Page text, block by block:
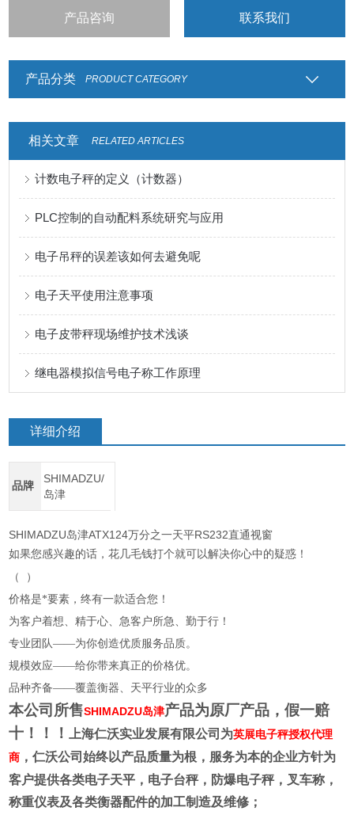
产品咨询 联系我们
产品分类 PRODUCT CATEGORY
相关文章 RELATED ARTICLES
计数电子秤的定义（计数器）
PLC控制的自动配料系统研究与应用
电子吊秤的误差该如何去避免呢
电子天平使用注意事项
电子皮带秤现场维护技术浅谈
继电器模拟信号电子称工作原理
详细介绍
品牌
SHIMADZU/
岛津
SHIMADZU岛津ATX124万分之一天平RS232直通视窗
如果您感兴趣的话，花几毛钱打个就可以解决你心中的疑惑！
（
）
价格是*要素，终有一款适合您！
为客户着想、精于心、急客户所急、勤于行！
专业团队——为你创造优质服务品质。
规模效应——给你带来真正的价格优。
品种齐备——覆盖衡器、天平行业的众多
本公司所售SHIMADZU岛津产品为原厂产品，假一赔
十！！！
上海仁沃实业发展有限公司为英展电子秤授权代理
商 ，仁沃公司始终以产品质量为根，服务为本的企业方针为
客户提供各类电子天平，电子台秤，防爆电子秤，叉车称，
称重仪表及各类衡器配件的加工制造及维修；